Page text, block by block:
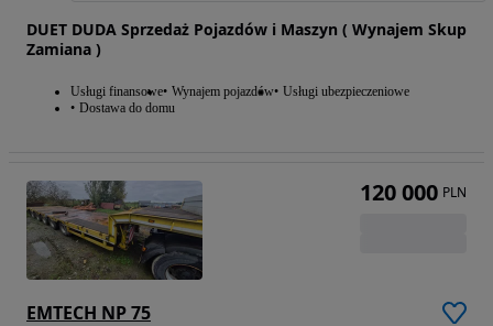
DUET DUDA Sprzedaż Pojazdów i Maszyn ( Wynajem Skup
Zamiana )
Usługi finansowe Wynajem pojazdów Usługi ubezpieczeniowe
Dostawa do domu
EMTECH NP 75
120 000 PLN